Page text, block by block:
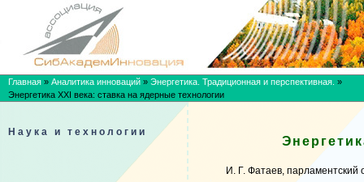
Главная » Аналитика инноваций » Энергетика. Традиционная и перспективная. »
Энергетика XXI века: ставка на ядерные технологии
Наука и технологии
И. Г. Фатаев, парламентский